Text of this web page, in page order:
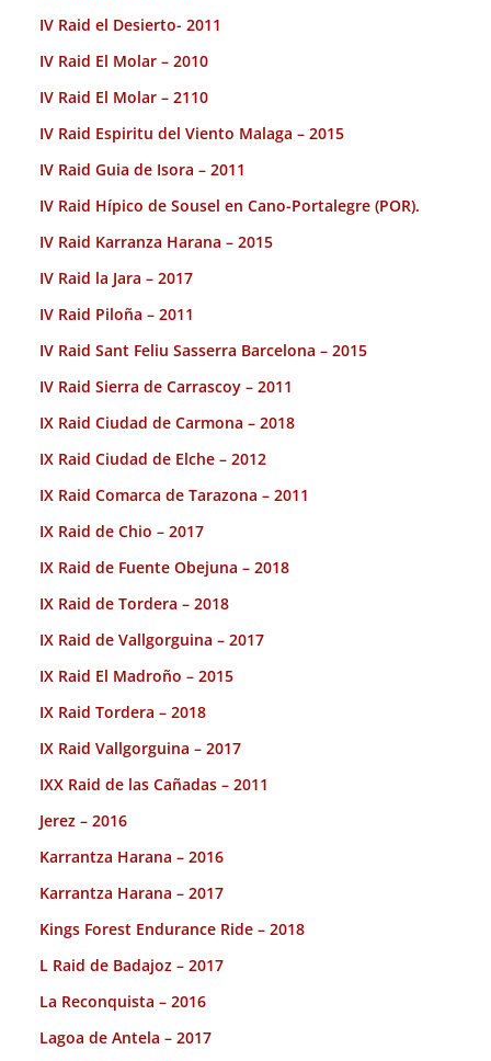
IV Raid el Desierto- 2011
IV Raid El Molar – 2010
IV Raid El Molar – 2110
IV Raid Espiritu del Viento Malaga – 2015
IV Raid Guia de Isora – 2011
IV Raid Hípico de Sousel en Cano-Portalegre (POR).
IV Raid Karranza Harana – 2015
IV Raid la Jara – 2017
IV Raid Piloña – 2011
IV Raid Sant Feliu Sasserra Barcelona – 2015
IV Raid Sierra de Carrascoy – 2011
IX Raid Ciudad de Carmona – 2018
IX Raid Ciudad de Elche – 2012
IX Raid Comarca de Tarazona – 2011
IX Raid de Chio – 2017
IX Raid de Fuente Obejuna – 2018
IX Raid de Tordera – 2018
IX Raid de Vallgorguina – 2017
IX Raid El Madroño – 2015
IX Raid Tordera – 2018
IX Raid Vallgorguina – 2017
IXX Raid de las Cañadas – 2011
Jerez – 2016
Karrantza Harana – 2016
Karrantza Harana – 2017
Kings Forest Endurance Ride – 2018
L Raid de Badajoz – 2017
La Reconquista – 2016
Lagoa de Antela – 2017